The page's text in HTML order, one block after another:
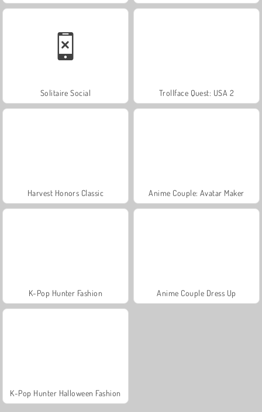
Solitaire Social Trollface Quest: USA 2
Harvest Honors Classic Anime Couple: Avatar Maker
K-Pop Hunter Fashion Anime Couple Dress Up
K-Pop Hunter Halloween Fashion